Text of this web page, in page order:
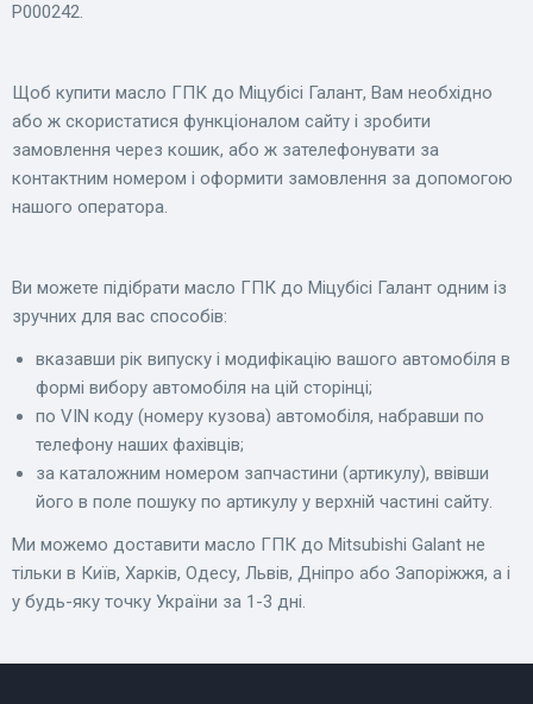
P000242.
Щоб купити масло ГПК до Міцубісі Галант, Вам необхідно
або ж скористатися функціоналом сайту і зробити
замовлення через кошик, або ж зателефонувати за
контактним номером і оформити замовлення за допомогою
нашого оператора.
Ви можете підібрати масло ГПК до Міцубісі Галант одним із
зручних для вас способів:
вказавши рік випуску і модифікацію вашого автомобіля в
формі вибору автомобіля на цій сторінці;
по VIN коду (номеру кузова) автомобіля, набравши по
телефону наших фахівців;
за каталожним номером запчастини (артикулу), ввівши
його в поле пошуку по артикулу у верхній частині сайту.
Ми можемо доставити масло ГПК до Mitsubishi Galant не
тільки в Київ, Харків, Одесу, Львів, Дніпро або Запоріжжя, а і
у будь-яку точку України за 1-3 дні.